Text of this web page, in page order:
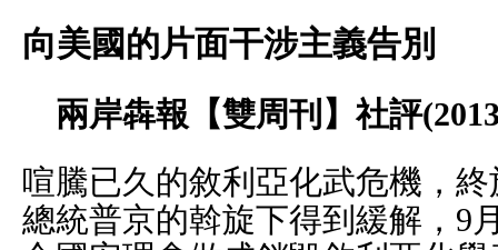
向美國的片面干涉主義告別
兩岸犇報【雙周刊】社評
喧騰已久的敘利亞化武危機，
總統普京的斡旋下得到緩解，9